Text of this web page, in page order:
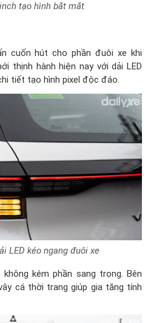
tạo hình bắt mắt
cuốn hút cho phần đuôi xe khi
thịnh hành hiện nay với dải LED
tiết tạo hình pixel độc đáo.
LED kéo ngang đuôi xe
kém phần sang trọng. Bên
cá thời trang giúp gia tăng tính